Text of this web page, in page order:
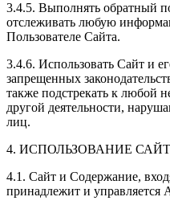
3.4.5. Выполнять обратный
отслеживать любую
Пользователе Сайта.
3.4.6. Использовать Сайт и
запрещенных
также подстрекать к любой
другой деятельности,
лиц.
4. ИСПОЛЬЗОВАНИЕ
4.1. Сайт и Содержание,
принадлежит и управляется